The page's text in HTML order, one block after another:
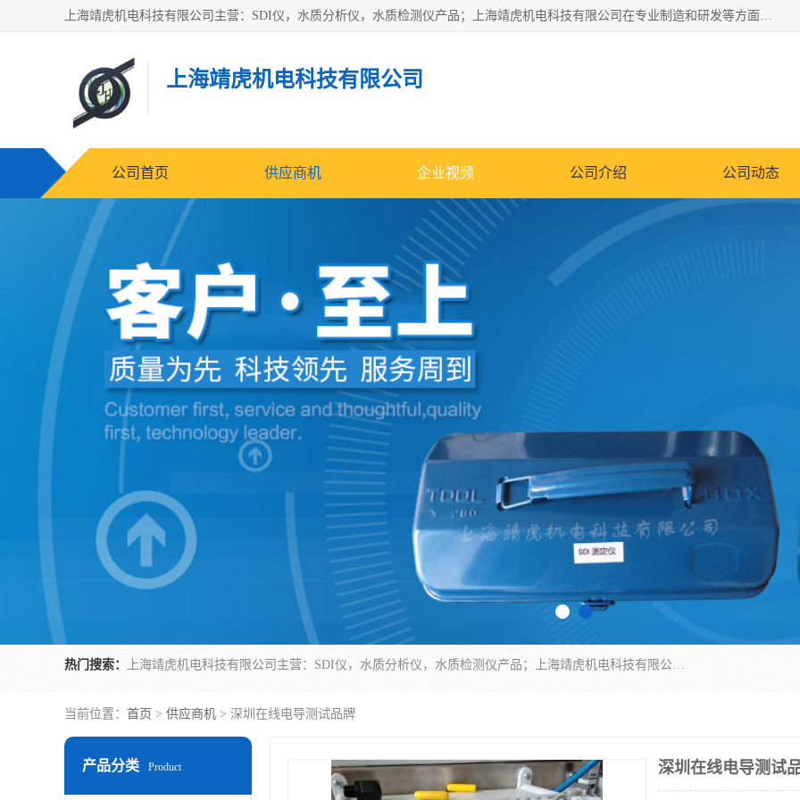
上海靖虎机电科技有限公司主营：SDI仪，水质分析仪，水质检测仪产品；上海靖虎机电科技有限公司在专业制造和研发等方面的强大的平台优势，利用自身在自动化仪表、自控系统及环保监测仪器的专长，以优良的技术，优越的产品质量和良好的服务质量与广大客户真诚合作。
上海靖虎机电科技有限公司
公司首页 供应商机 企业视频 公司介绍 公司动态
热门搜索： 上海靖虎机电科技有限公司主营：SDI仪，水质分析仪，水质检测仪产品；上海靖虎机电科技有限公司在专业制造和研发等方面的强大的平台优势，利用自身在自动化仪表、自控系统及环保监测仪器的专长，以优良的技术，优越的产品质量和良好的服务质量与广大客户真诚合作。
当前位置： 首页 > 供应商机 > 深圳在线电导测试品牌
产品分类 Product 深圳在线电导测试